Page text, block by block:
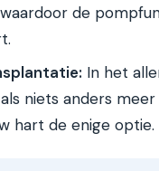
de
In het
niets anders
hart de enige optie.